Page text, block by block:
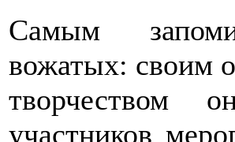
Самым
вожатых: своим
творчеством
участников